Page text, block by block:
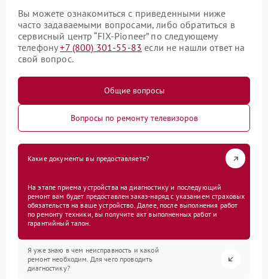
Вы можете ознакомиться с приведенными ниже
часто задаваемыми вопросами, либо обратиться в
сервисный центр “FIX-Pioneer” по следующему
телефону+7 (800) 301-55-83 если не нашли ответ на
свой вопрос.
Общие вопросы
Вопросы по ремонту телевизоров
Какие документы вы предоставляете?
На этапе приема устройства на диагностику и последующий
ремонт вам будет предоставлен заказ-наряд с указанием страховых
обязательств на ваше устройство. Далее, после выполнения работ
по ремонту техники, вы получите акт выполненных работ и
гарантийный талон.
Я уже знаю в чем неисправность и какой
ремонт необходим. Для чего проводить
диагностику?